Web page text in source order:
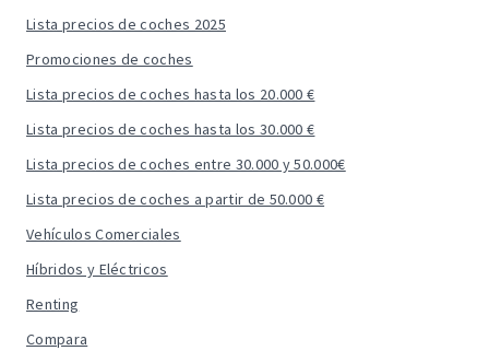
Lista precios de coches 2025
Promociones de coches
Lista precios de coches hasta los 20.000 €
Lista precios de coches hasta los 30.000 €
Lista precios de coches entre 30.000 y 50.000€
Lista precios de coches a partir de 50.000 €
Vehículos Comerciales
Híbridos y Eléctricos
Renting
Compara